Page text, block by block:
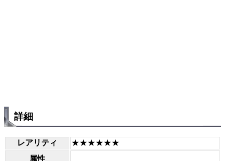
詳細
レアリティ
★★★★★★
属性